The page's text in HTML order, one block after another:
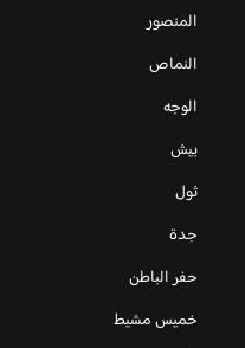
المنصور
النماص
الوجه
بيش
ثول
جدة
حفر الباطن
خميس مشيط